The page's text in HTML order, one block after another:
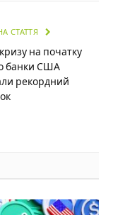
СТАТТЯ
на початку
банки США
рекордний